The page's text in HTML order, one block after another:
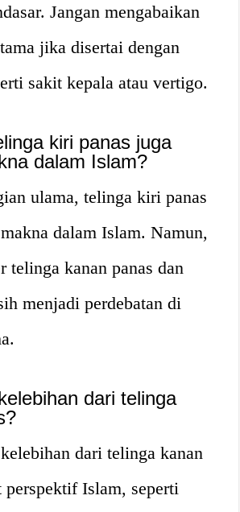
Jangan mengabaikan
jika disertai dengan
sakit kepala atau vertigo.
kiri panas juga
dalam Islam?
ulama, telinga kiri panas
dalam Islam. Namun,
telinga kanan panas dan
menjadi perdebatan di
dari telinga
dari telinga kanan
perspektif Islam, seperti